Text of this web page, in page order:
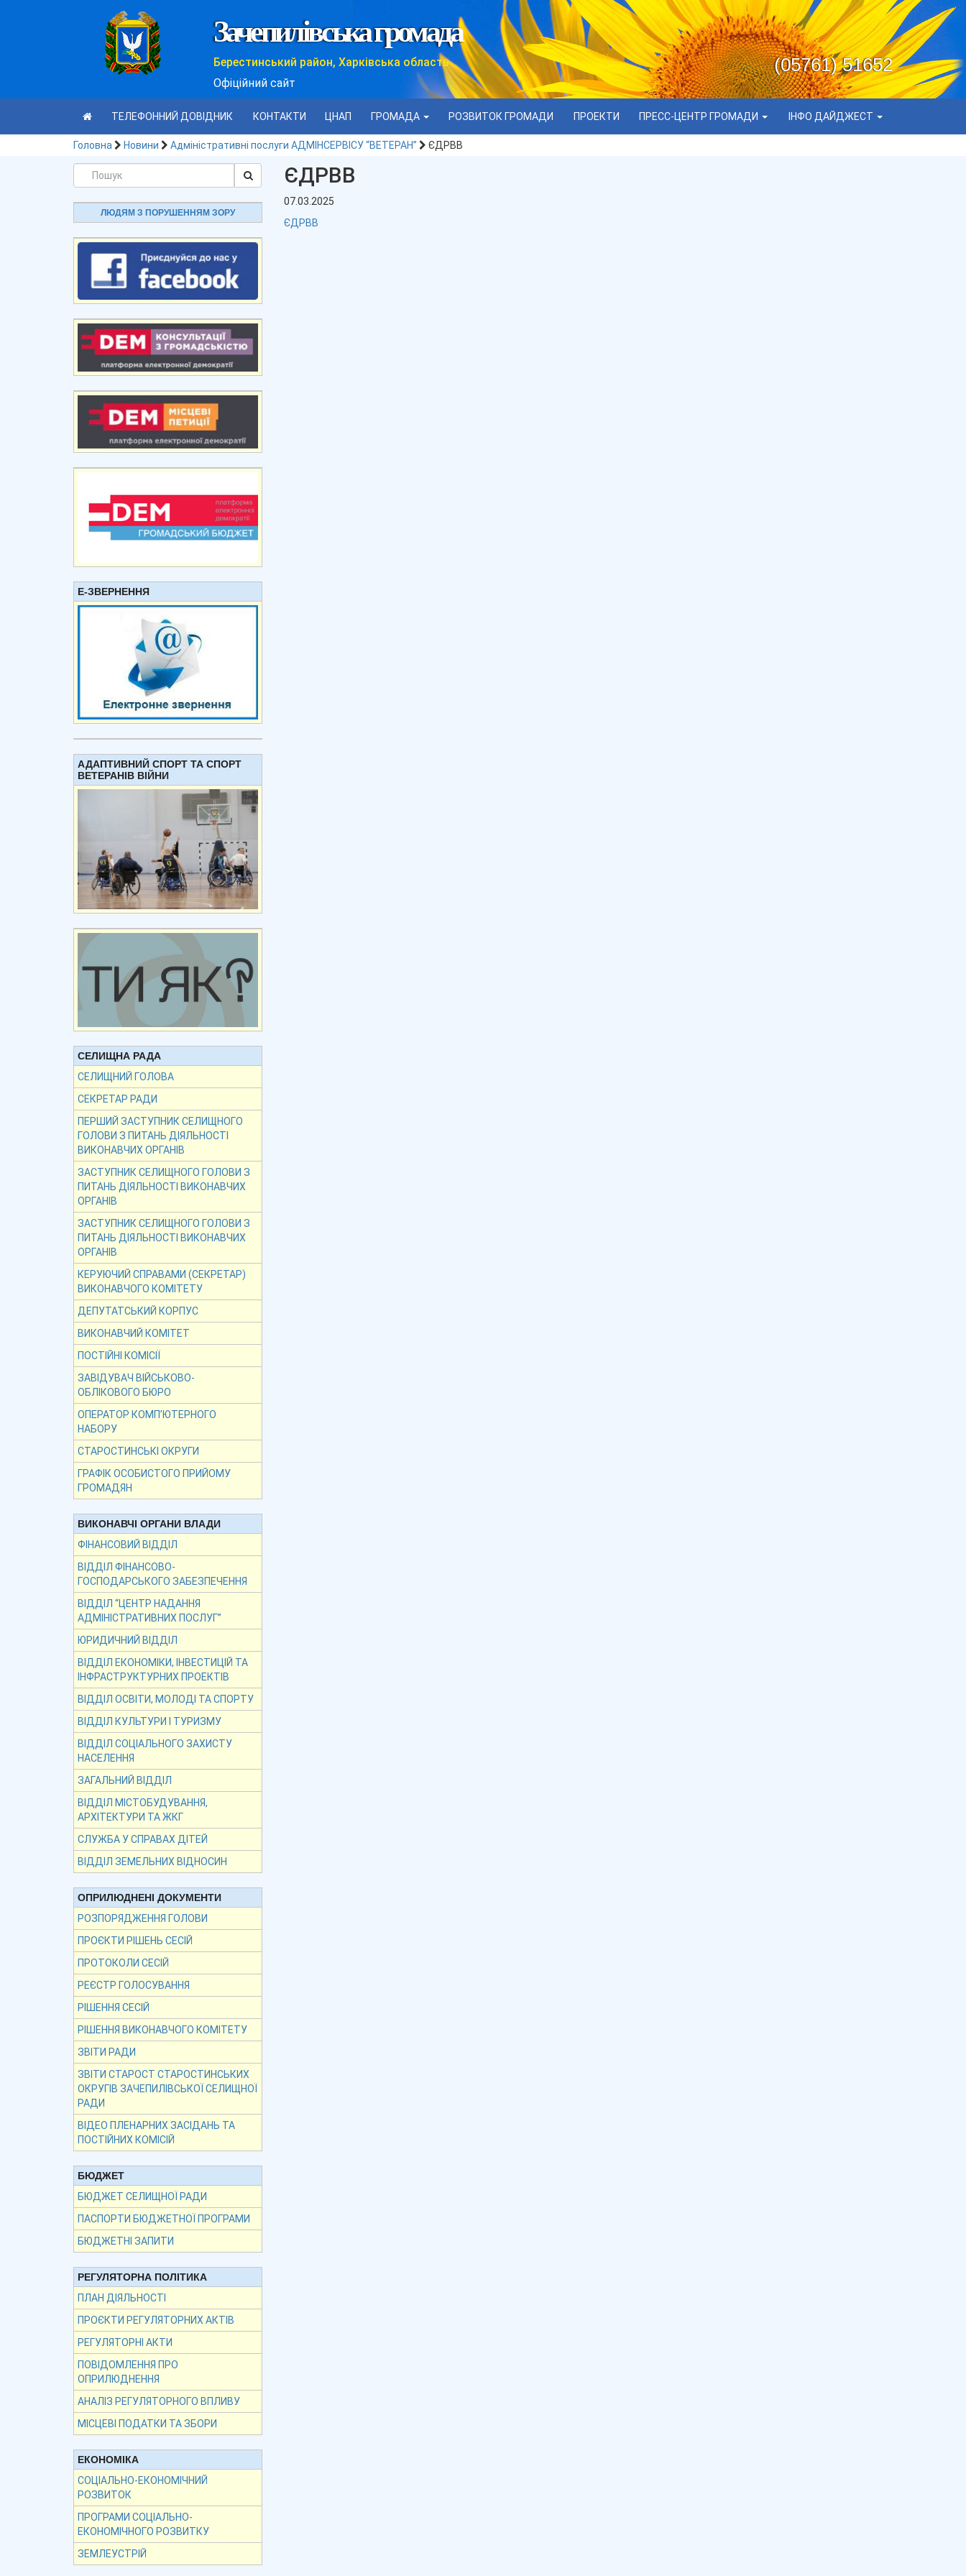
Зачепилівська громада
Берестинський район, Харківська область
Офіційний сайт
(05761) 51652
ТЕЛЕФОННИЙ ДОВІДНИК КОНТАКТИ ЦНАП ГРОМАДА РОЗВИТОК ГРОМАДИ ПРОЕКТИ ПРЕСС-ЦЕНТР ГРОМАДИ ІНФО ДАЙДЖЕСТ
Головна Новини Адміністративні послуги АДМІНСЕРВІСУ “ВЕТЕРАН” ЄДРВВ
ЛЮДЯМ З ПОРУШЕННЯМ ЗОРУ
Е-ЗВЕРНЕННЯ
АДАПТИВНИЙ СПОРТ ТА СПОРТ
ВЕТЕРАНІВ ВІЙНИ
СЕЛИЩНА РАДА
СЕЛИЩНИЙ ГОЛОВА
СЕКРЕТАР РАДИ
ПЕРШИЙ ЗАСТУПНИК СЕЛИЩНОГО
ГОЛОВИ З ПИТАНЬ ДІЯЛЬНОСТІ
ВИКОНАВЧИХ ОРГАНІВ
ЗАСТУПНИК СЕЛИЩНОГО ГОЛОВИ З
ПИТАНЬ ДІЯЛЬНОСТІ ВИКОНАВЧИХ
ОРГАНІВ
ЗАСТУПНИК СЕЛИЩНОГО ГОЛОВИ З
ПИТАНЬ ДІЯЛЬНОСТІ ВИКОНАВЧИХ
ОРГАНІВ
КЕРУЮЧИЙ СПРАВАМИ (СЕКРЕТАР)
ВИКОНАВЧОГО КОМІТЕТУ
ДЕПУТАТСЬКИЙ КОРПУС
ВИКОНАВЧИЙ КОМІТЕТ
ПОСТІЙНІ КОМІСІЇ
ЗАВІДУВАЧ ВІЙСЬКОВО-
ОБЛІКОВОГО БЮРО
ОПЕРАТОР КОМП’ЮТЕРНОГО
НАБОРУ
СТАРОСТИНСЬКІ ОКРУГИ
ГРАФІК ОСОБИСТОГО ПРИЙОМУ
ГРОМАДЯН
ВИКОНАВЧІ ОРГАНИ ВЛАДИ
ФІНАНСОВИЙ ВІДДІЛ
ВІДДІЛ ФІНАНСОВО-
ГОСПОДАРСЬКОГО ЗАБЕЗПЕЧЕННЯ
ВІДДІЛ “ЦЕНТР НАДАННЯ
АДМІНІСТРАТИВНИХ ПОСЛУГ”
ЮРИДИЧНИЙ ВІДДІЛ
ВІДДІЛ ЕКОНОМІКИ, ІНВЕСТИЦІЙ ТА
ІНФРАСТРУКТУРНИХ ПРОЕКТІВ
ВІДДІЛ ОСВІТИ, МОЛОДІ ТА СПОРТУ
ВІДДІЛ КУЛЬТУРИ І ТУРИЗМУ
ВІДДІЛ СОЦІАЛЬНОГО ЗАХИСТУ
НАСЕЛЕННЯ
ЗАГАЛЬНИЙ ВІДДІЛ
ВІДДІЛ МІСТОБУДУВАННЯ,
АРХІТЕКТУРИ ТА ЖКГ
СЛУЖБА У СПРАВАХ ДІТЕЙ
ВІДДІЛ ЗЕМЕЛЬНИХ ВІДНОСИН
ОПРИЛЮДНЕНІ ДОКУМЕНТИ
РОЗПОРЯДЖЕННЯ ГОЛОВИ
ПРОЄКТИ РІШЕНЬ СЕСІЙ
ПРОТОКОЛИ СЕСІЙ
РЕЄСТР ГОЛОСУВАННЯ
РІШЕННЯ СЕСІЙ
РІШЕННЯ ВИКОНАВЧОГО КОМІТЕТУ
ЗВІТИ РАДИ
ЗВІТИ СТАРОСТ СТАРОСТИНСЬКИХ
ОКРУГІВ ЗАЧЕПИЛІВСЬКОЇ СЕЛИЩНОЇ
РАДИ
ВІДЕО ПЛЕНАРНИХ ЗАСІДАНЬ ТА
ПОСТІЙНИХ КОМІСІЙ
БЮДЖЕТ
БЮДЖЕТ СЕЛИЩНОЇ РАДИ
ПАСПОРТИ БЮДЖЕТНОЇ ПРОГРАМИ
БЮДЖЕТНІ ЗАПИТИ
РЕГУЛЯТОРНА ПОЛІТИКА
ПЛАН ДІЯЛЬНОСТІ
ПРОЄКТИ РЕГУЛЯТОРНИХ АКТІВ
РЕГУЛЯТОРНІ АКТИ
ПОВІДОМЛЕННЯ ПРО
ОПРИЛЮДНЕННЯ
АНАЛІЗ РЕГУЛЯТОРНОГО ВПЛИВУ
МІСЦЕВІ ПОДАТКИ ТА ЗБОРИ
ЕКОНОМІКА
СОЦІАЛЬНО-ЕКОНОМІЧНИЙ
РОЗВИТОК
ПРОГРАМИ СОЦІАЛЬНО-
ЕКОНОМІЧНОГО РОЗВИТКУ
ЗЕМЛЕУСТРІЙ
ЄДРВВ
07.03.2025
ЄДРВВ